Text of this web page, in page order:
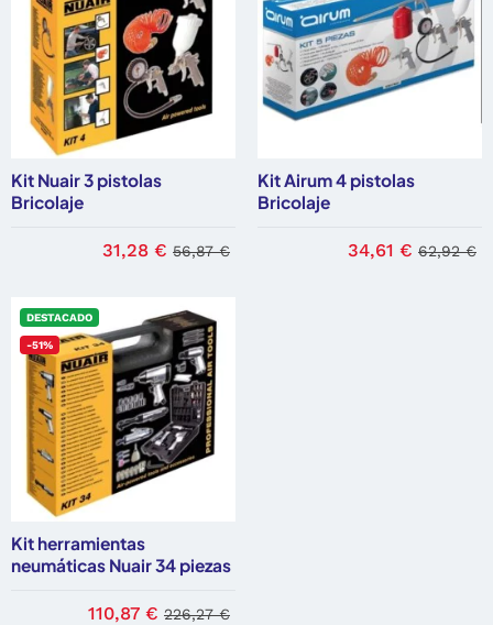
Kit Nuair 3 pistolas
Bricolaje
31,28 € 56,87 €
Kit Airum 4 pistolas
Bricolaje
34,61 € 62,92 €
DESTACADO
-51%
Kit herramientas
neumáticas Nuair 34 piezas
110,87 € 226,27 €